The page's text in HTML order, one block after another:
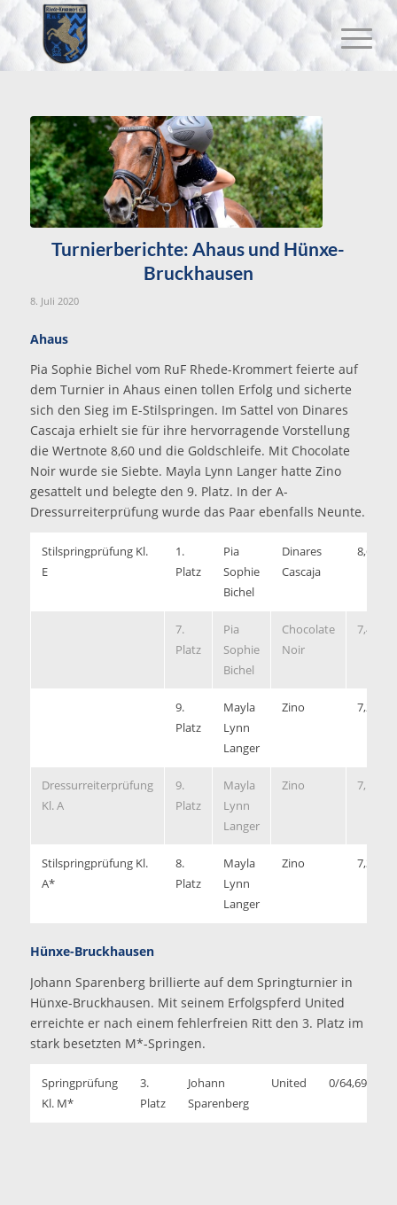
Turnierberichte: Ahaus und Hünxe-
Bruckhausen
8. Juli 2020
Ahaus
Pia Sophie Bichel vom RuF Rhede-Krommert feierte auf
dem Turnier in Ahaus einen tollen Erfolg und sicherte
sich den Sieg im E-Stilspringen. Im Sattel von Dinares
Cascaja erhielt sie für ihre hervorragende Vorstellung
die Wertnote 8,60 und die Goldschleife. Mit Chocolate
Noir wurde sie Siebte. Mayla Lynn Langer hatte Zino
gesattelt und belegte den 9. Platz. In der A-
Dressurreiterprüfung wurde das Paar ebenfalls Neunte.
Stilspringprüfung Kl.
E
1.
Platz
Pia
Sophie
Bichel
Dinares
Cascaja
8,6
7.
Platz
Pia
Sophie
Bichel
Chocolate
Noir
7,4
9.
Platz
Mayla
Lynn
Langer
Zino 7,2
Dressurreiterprüfung
Kl. A
9.
Platz
Mayla
Lynn
Langer
Zino 7,1
Stilspringprüfung Kl.
A*
8.
Platz
Mayla
Lynn
Langer
Zino 7,3
Hünxe-Bruckhausen
Johann Sparenberg brillierte auf dem Springturnier in
Hünxe-Bruckhausen. Mit seinem Erfolgspferd United
erreichte er nach einem fehlerfreien Ritt den 3. Platz im
stark besetzten M*-Springen.
Springprüfung
Kl. M*
3.
Platz
Johann
Sparenberg
United 0/64,69